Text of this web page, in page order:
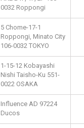
0032 Roppongi
5 Chome-17-1
Roppongi, Minato City
106-0032 TOKYO
1-15-12 Kobayashi
Nishi Taisho-Ku 551-
0022 OSAKA
Influence AD 97224
Ducos